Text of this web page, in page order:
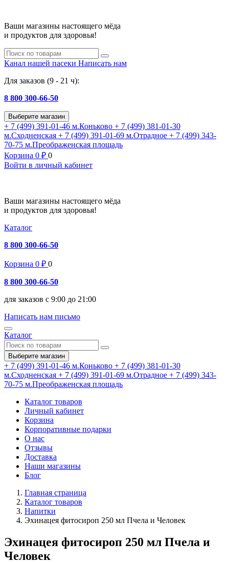
Ваши магазины настоящего мёда
и продуктов для здоровья!
Канал нашей пасеки Написать нам
Для заказов (9 - 21 ч):
8 800 300-66-50
Выберите магазин
+ 7 (499) 391-01-46 м.Коньково + 7 (499) 381-01-30
м.Сходненская + 7 (499) 391-01-69 м.Отрадное + 7 (499) 343-
70-75 м.Преображенская площадь
Корзина 0 ₽ 0
Войти в личный кабинет
Ваши магазины настоящего мёда
и продуктов для здоровья!
Каталог
8 800 300-66-50
Корзина 0 ₽ 0
8 800 300-66-50
для заказов с 9:00 до 21:00
Написать нам письмо
Каталог
Выберите магазин
+ 7 (499) 391-01-46 м.Коньково + 7 (499) 381-01-30
м.Сходненская + 7 (499) 391-01-69 м.Отрадное + 7 (499) 343-
70-75 м.Преображенская площадь
Каталог товаров
Личный кабинет
Корзина
Корпоративные подарки
О нас
Отзывы
Доставка
Наши магазины
Блог
Главная страница
Каталог товаров
Напитки
Эхинацея фитосироп 250 мл Пчела и Человек
Эхинацея фитосироп 250 мл Пчела и
Человек